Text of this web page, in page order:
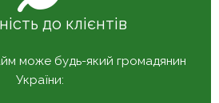
до клієнтів
може будь-який громадянин
України: